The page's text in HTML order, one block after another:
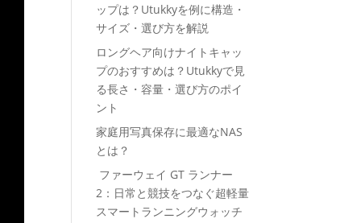
ップは？Utukkyを例に構造・
サイズ・選び方を解説
ロングヘア向けナイトキャッ
プのおすすめは？Utukkyで見
る長さ・容量・選び方のポイ
ント
家庭用写真保存に最適なNAS
とは？
ファーウェイ GT ランナー
2：日常と競技をつなぐ超軽量
スマートランニングウォッチ